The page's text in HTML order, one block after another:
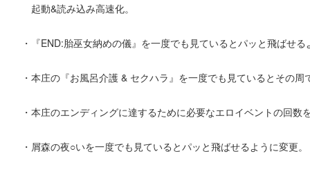
起動&読み込み高速化。
・『END:胎巫女納めの儀』を一度でも見ているとパッと飛ばせ
・本庄の『お風呂介護 & セクハラ』を一度でも見ているとその
・本庄のエンディングに達するために必要なエロイベントの回数
・屑森の夜○いを一度でも見ているとパッと飛ばせるように変更。